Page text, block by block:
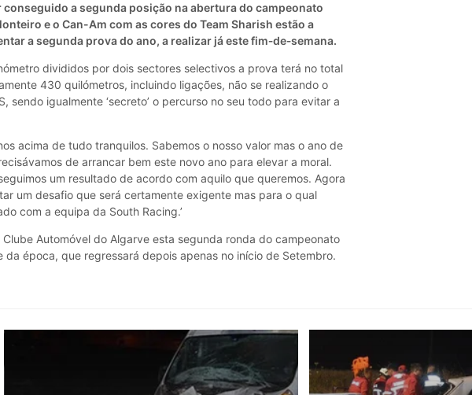
conseguido a segunda posição na abertura do campeonato
e o Can-Am com as cores do Team Sharish estão a
a segunda prova do ano, a realizar já este fim‑de‑semana.
divididos por dois sectores selectivos a prova terá no total
430 quilómetros, incluindo ligações, não se realizando o
sendo igualmente ‘secreto’ o percurso no seu todo para evitar a
acima de tudo tranquilos. Sabemos o nosso valor mas o ano de
de arrancar bem este novo ano para elevar a moral.
um resultado de acordo com aquilo que queremos. Agora
um desafio que será certamente exigente mas para o qual
com a equipa da South Racing.’
Automóvel do Algarve esta segunda ronda do campeonato
da época, que regressará depois apenas no início de Setembro.